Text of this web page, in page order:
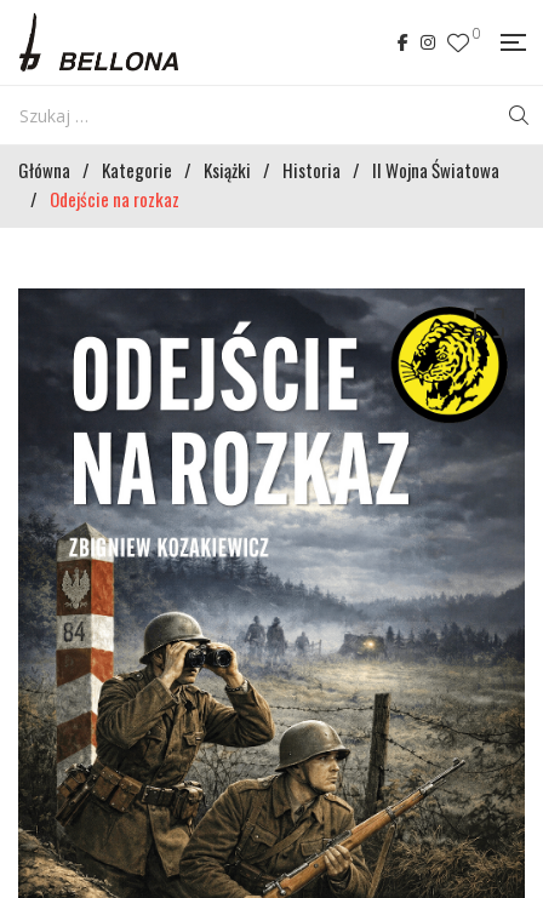
0
Główna / Kategorie / Książki / Historia / II Wojna Światowa
/ Odejście na rozkaz